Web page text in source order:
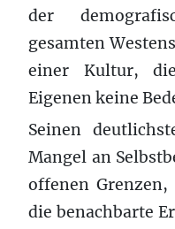
der
gesamten
einer Kultur,
Eigenen keine
Seinen
Mangel an
offenen
die benachbarte